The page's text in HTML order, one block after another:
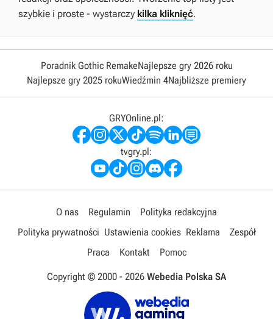
szybkie i proste - wystarczy kilka kliknięć.
Poradnik Gothic RemakeNajlepsze gry 2026 roku
Najlepsze gry 2025 rokuWiedźmin 4Najbliższe premiery
GRYOnline.pl:
tvgry.pl:
O nas Regulamin
Polityka redakcyjna
Polityka prywatności Ustawienia cookies Reklama
Zespół
Praca
Kontakt Pomoc
Copyright © 2000 - 2026 Webedia Polska SA